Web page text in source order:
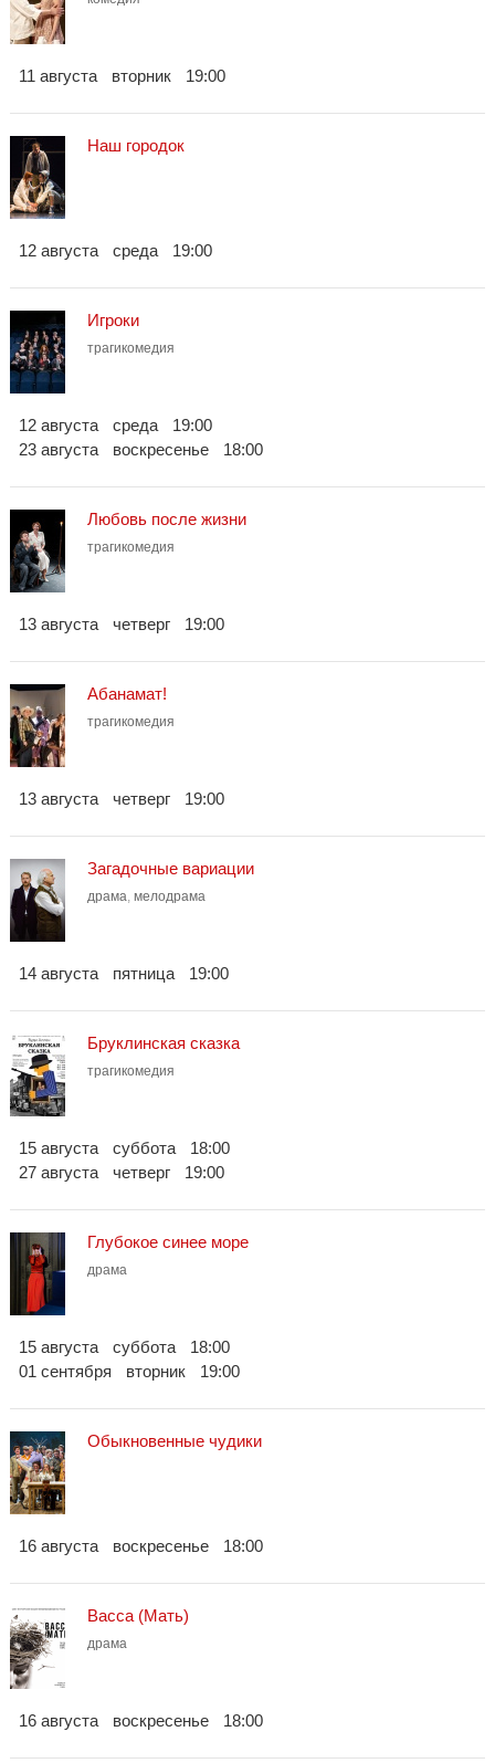
11 августа вторник 19:00
Наш городок
12 августа среда 19:00
Игроки
трагикомедия
12 августа среда
19:00
23 августа
воскресенье 18:00
Любовь после жизни
трагикомедия
13 августа четверг 19:00
Абанамат!
трагикомедия
13 августа четверг 19:00
Загадочные вариации
драма, мелодрама
14 августа пятница 19:00
Бруклинская сказка
трагикомедия
15 августа суббота
18:00
27 августа
четверг 19:00
Глубокое синее море
драма
15 августа суббота
18:00
01 сентября
вторник 19:00
Обыкновенные чудики
16 августа воскресенье 18:00
Васса (Мать)
драма
16 августа воскресенье 18:00